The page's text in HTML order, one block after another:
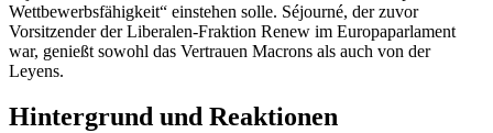
Wettbewerbsfähigkeit“ einstehen solle. Séjourné, der zuvor
Vorsitzender der Liberalen-Fraktion Renew im Europaparlament
war, genießt sowohl das Vertrauen Macrons als auch von der
Leyens.
Hintergrund und Reaktionen